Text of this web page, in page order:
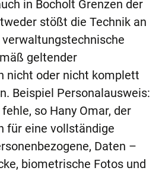
in Bocholt Grenzen der
stößt die Technik an
geltender
nicht oder nicht komplett
Beispiel Personalausweis:
so Hany Omar, der
für eine vollständige
Daten –
biometrische Fotos und